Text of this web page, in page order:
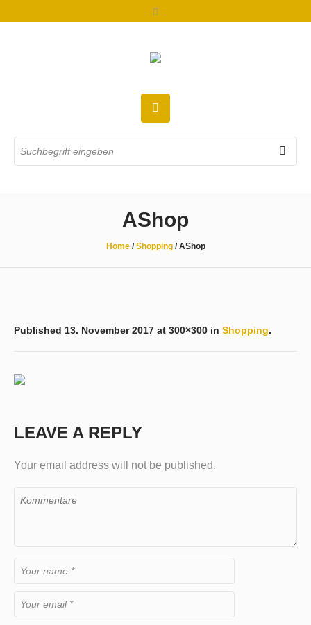
AShop
Home /Shopping /AShop
Published 13. November 2017 at 300×300 in Shopping.
LEAVE A REPLY
Your email address will not be published.